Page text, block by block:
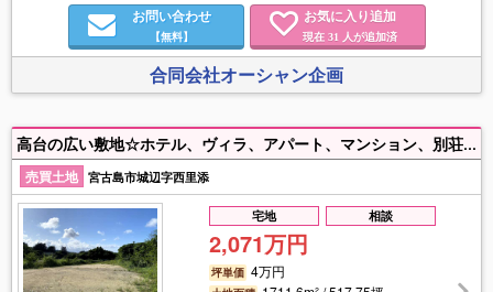
お問い合わせ
【無料】
お気に入り追加
現在 31 人が追加済
合同会社オーシャン企画
高台の広い敷地☆ホテル、ヴィラ、アパート、マンション、別荘☆見晴らし良好☆宅地2筆、畑1筆の計3筆となりますが、畑については「非農地証明書」取得済みです。
売買土地 宮古島市城辺字西里添
宅地 相談
2,071万円
坪単価 4万円